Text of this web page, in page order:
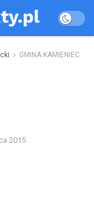
GMINA KAMIENIEC
2015